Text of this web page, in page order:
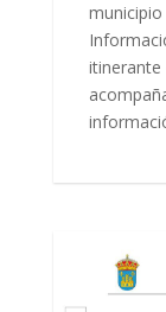
itinerante